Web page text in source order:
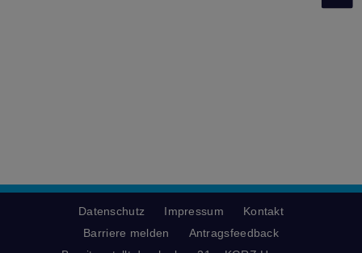
Datenschutz Impressum
Kontakt
Barriere melden
Antragsfeedback